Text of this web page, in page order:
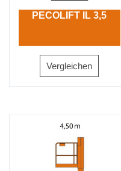
PECOLIFT IL 3,5
Vergleichen